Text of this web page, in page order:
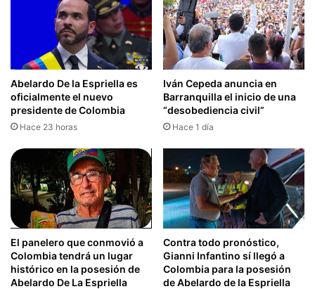
Abelardo De la Espriella es
oficialmente el nuevo
presidente de Colombia
Hace 23 horas
Iván Cepeda anuncia en
Barranquilla el inicio de una
“desobediencia civil”
Hace 1 día
El panelero que conmovió a
Colombia tendrá un lugar
histórico en la posesión de
Abelardo De La Espriella
Contra todo pronóstico,
Gianni Infantino sí llegó a
Colombia para la posesión
de Abelardo de la Espriella